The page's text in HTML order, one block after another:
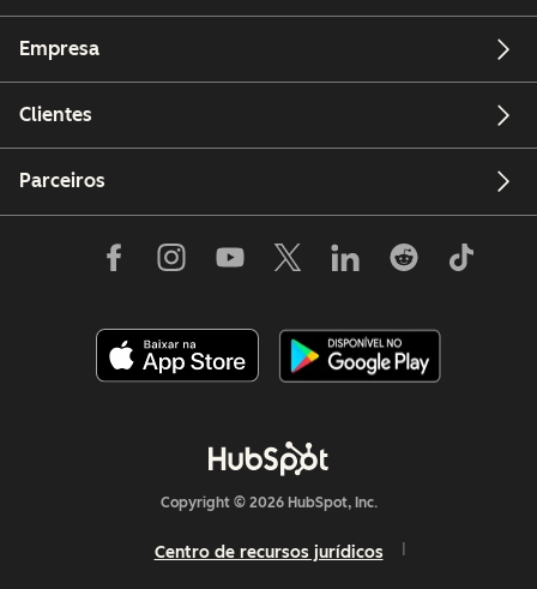
Empresa
Clientes
Parceiros
Copyright © 2026 HubSpot, Inc.
Centro de recursos jurídicos